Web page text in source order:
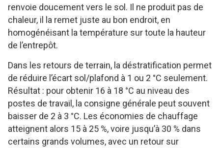
renvoie doucement vers le sol. Il ne produit pas de
chaleur, il la remet juste au bon endroit, en
homogénéisant la température sur toute la hauteur
de l’entrepôt.
Dans les retours de terrain, la déstratification permet
de réduire l’écart sol/plafond à 1 ou 2 °C seulement.
Résultat : pour obtenir 16 à 18 °C au niveau des
postes de travail, la consigne générale peut souvent
baisser de 2 à 3 °C. Les économies de chauffage
atteignent alors 15 à 25 %, voire jusqu’à 30 % dans
certains grands volumes, avec un retour sur